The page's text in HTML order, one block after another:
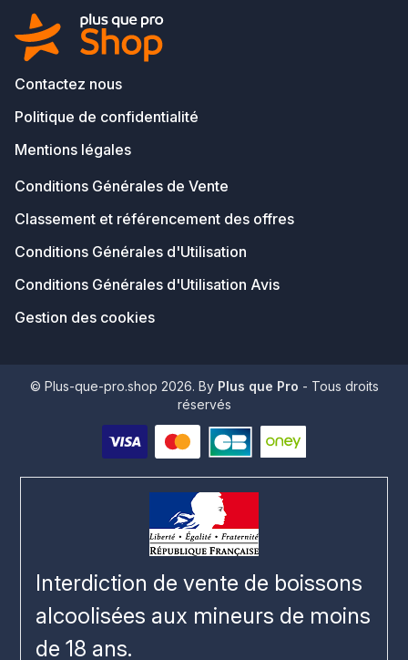
Contactez nous
Politique de confidentialité
Mentions légales
Conditions Générales de Vente
Classement et référencement des offres
Conditions Générales d'Utilisation
Conditions Générales d'Utilisation Avis
Gestion des cookies
© Plus-que-pro.shop 2026. By Plus que Pro - Tous droits
réservés
Interdiction de vente de boissons
alcoolisées aux mineurs de moins
de 18 ans.